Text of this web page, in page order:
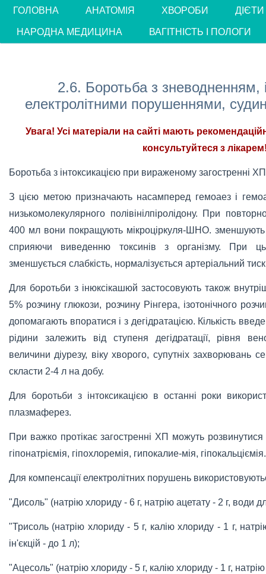
ГОЛОВНА АНАТОМІЯ ХВОРОБИ ДІЄТИ
НАРОДНА МЕДИЦИНА ВАГІТНІСТЬ І ПОЛОГИ
2.6. Боротьба з зневодненням,
електролітними порушеннями,
Увага! Усі матеріали на сайті мають
консультуйтеся з
Боротьба з інтоксикацією при вираженому загостренні
З цією метою призначають насамперед гемоаез і
низькомолекулярного полівінілпіролідону. При
400 мл вони покращують мікроціркуля-ШНО. зменшують
сприяючи виведенню токсинів з організму. При
зменшується слабкість, нормалізується артеріальний
Для боротьби з інюксікашюй застосовують також
5% розчину глюкози, розчину Рінгера, ізотонічного
допомагають впоратися і з дегідратацією. Кількість
рідини залежить від ступеня дегідратації, рівня
величини діурезу, віку хворого, супутніх захворювань
скласти 2-4 л на добу.
Для боротьби з інтоксикацією в останні роки
плазмаферез.
При важко протікає загостренні ХП можуть розвинутися
гіпонатріємія, гіпохлоремія, гипокалие-мія, гіпокальціємія.
Для компенсації електролітних порушень
"Дисоль" (натрію хлориду - 6 г, натрію ацетату - 2 г, води
"Трисоль (натрію хлориду - 5 г, калію хлориду - 1 г,
ін'єкцій - до 1 л);
"Ацесоль" (натрію хлориду - 5 г, калію хлориду - 1 г,